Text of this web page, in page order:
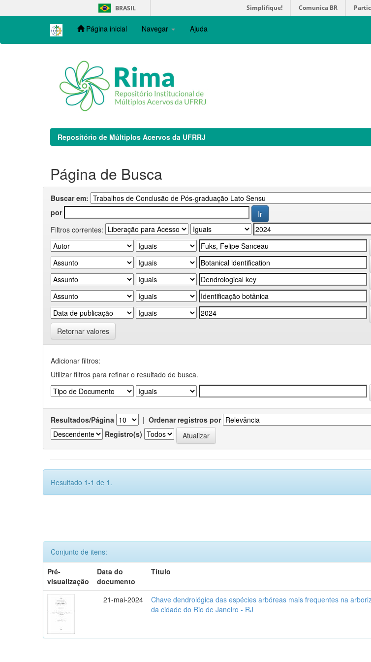
navigation
BRASIL Simplifique! Comunica BR
Página inicial Navegar Ajuda
Repositório de Múltiplos Acervos da UFRRJ
Página de Busca
Buscar em:
por
Filtros correntes:
Retornar valores
Adicionar filtros:
Utilizar filtros para refinar o resultado de busca.
Resultados/Página | Ordenar registros por
Registro(s)
Resultado 1-1 de 1.
Conjunto de itens:
Pré-
visualização
Data do
documento
Título
21-mai-2024
Chave dendrológica das espécies arbóreas mais frequentes na
da cidade do Rio de Janeiro - RJ